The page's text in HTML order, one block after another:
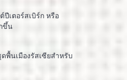
เตอร์สเบิร์ก หรือ
ขึ้น
พื้นเมืองรัสเซียสำหรับ